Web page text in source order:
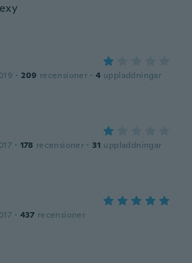
· 209 recensioner · 4 uppladdningar
· 178 recensioner · 31 uppladdningar
· 437 recensioner